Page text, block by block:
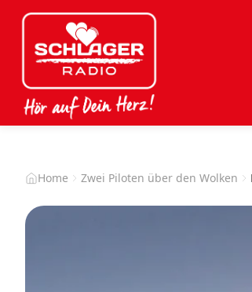
Home Zwei Piloten über den Wolken